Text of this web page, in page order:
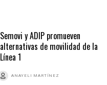
Semovi y ADIP promueven
alternativas de movilidad de la
Línea 1
ANAYELI MARTÍNEZ